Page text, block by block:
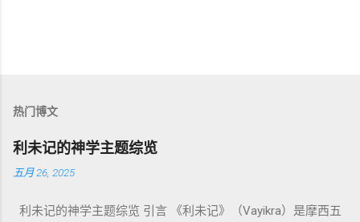
热门博文
利未记的神学主题综览
五月 26, 2025
利未记的神学主题综览 引言 《利未记》（Vayikra）是摩西五